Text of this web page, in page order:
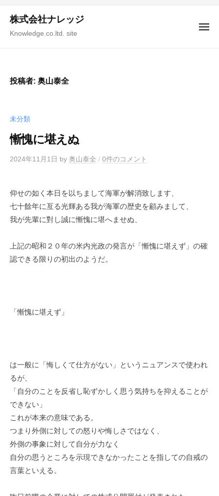
株式会社ナレッジ
Knowledge.co.ltd. site
メ
投稿者: 奥山泰全
未分類
慚愧に堪えぬ
2024年11月1日 by 奥山泰全 / 0件のコメント
仰せの如く本日を以ちまして海軍が解消致します、
七十餘年に亙る光輝ある我が海軍の歴史を顧みまして、
我が先輩に對し誠に慚愧に堪へませぬ、
上記の昭和２０年の米内光政の発言が「慚愧に堪えず」の確
認できる限りの初出のようだ。
「慚愧に堪えず」
は一般に「悔しくて仕方がない」というニュアンスで使われ
るが、
「自分のことを反省し恥ずかしく思う気持ちを抑えることが
できない」
これが本来の意味である。
つまり外側に対しての怒りや悔しさではなく、
外側の事象に対して自分が力なく
自分の思うところを示現できなかったことを指しての自戒の
言葉といえる。